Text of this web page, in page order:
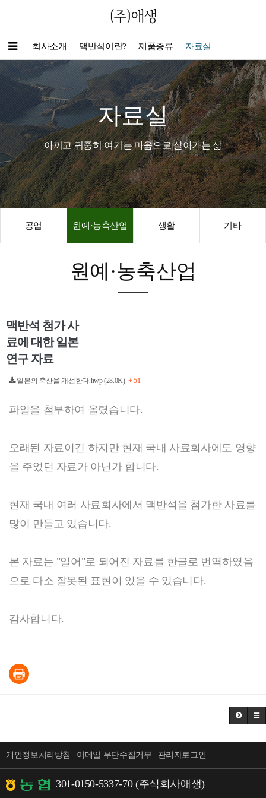
회사소개 맥반석이란? 제품종류 자료실
자료실
아끼고 귀중히 여기는 마음으로 살아가는 삶
공업 원예·농축산업 생활 기타
원예·농축산업
맥반석 첨가 사
료에 대한 일본
연구 자료
일본의 축산을 개선한다.hwp (28.0K) + 51
파일을 첨부하여 올렸습니다.
오래된 자료이긴 하지만 현재 국내 사료회사에도 영향
을 주었던 자료가 아닌가 합니다.
현재 국내 여러 사료회사에서 맥반석을 첨가한 사료를
많이 만들고 있습니다.
본 자료는 "일어"로 되어진 자료를 한글로 번역하였음
으로 다소 잘못된 표현이 있을 수 있습니다.
감사합니다.
개인정보처리방침 이메일 무단수집거부 관리자로그인
301-0150-5337-70 (주식회사애생)